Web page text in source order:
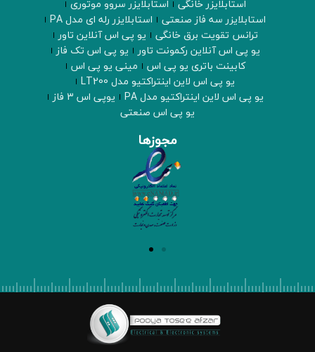
استابلایزر خانگی استابلایزر سروو موتوری
استابلایزر سه فاز صنعتی استابلایزر رله ای مدل PA
ترانس تقویت برق خانگی یو پی اس آنلاین تاور
یو پی اس آنلاین رکمونت تاور یو پی اس تک فاز
کابینت باتری یو پی اس مینی یو پی اس
یو پی اس لاین اینتراکتیو مدل LT200
یو پی اس لاین اینتراکتیو مدل PA
یوپی اس 3 فاز
یو پی اس صنعتی
مجوزها